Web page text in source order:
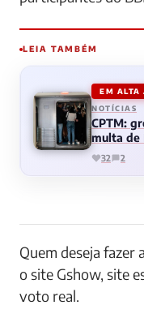
LEIA TAMBÉM
EM ALTA
NOTÍCIAS
CPTM:
multa de
32 2
Quem deseja fazer
o site Gshow, site
voto real.